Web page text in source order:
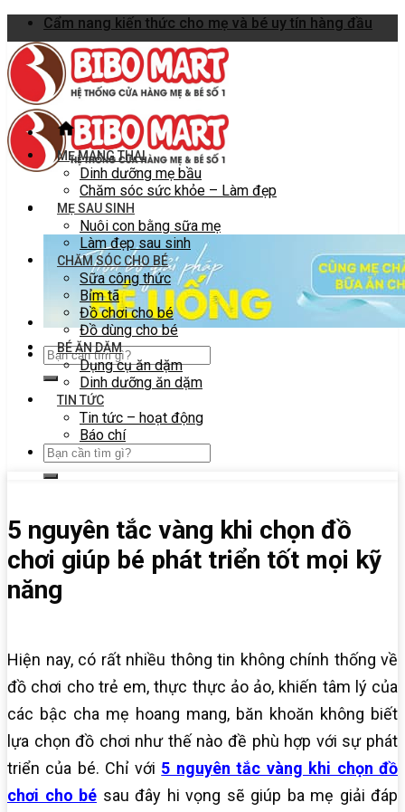
Skip
to
content
Cẩm nang kiến thức cho mẹ và bé uy tín hàng đầu
MẸ MANG THAI
Dinh dưỡng mẹ bầu
Chăm sóc sức khỏe – Làm đẹp
MẸ SAU SINH
Nuôi con bằng sữa mẹ
Làm đẹp sau sinh
CHĂM SÓC CHO BÉ
Sữa công thức
Bỉm tã
Đồ chơi cho bé
Đồ dùng cho bé
BÉ ĂN DẶM
Dụng cụ ăn dặm
Dinh dưỡng ăn dặm
TIN TỨC
Tin tức – hoạt động
Báo chí
5 nguyên tắc vàng khi chọn đồ
chơi giúp bé phát triển tốt mọi kỹ
năng
Hiện nay, có rất nhiều thông tin không chính thống về
đồ chơi cho trẻ em, thực thực ảo ảo, khiến tâm lý của
các bậc cha mẹ hoang mang, băn khoăn không biết
lựa chọn đồ chơi như thế nào đề phù hợp với sự phát
triển của bé. Chỉ với 5 nguyên tắc vàng khi chọn đồ
chơi cho bé sau đây hi vọng sẽ giúp ba mẹ giải đáp